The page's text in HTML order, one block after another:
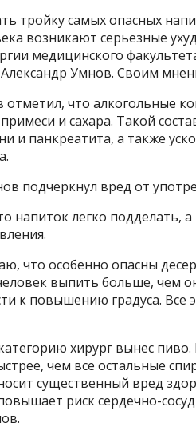
тройку самых опасных
возникают серьезные
медицинского
Умнов. Своим
что алкогольные
и сахара. Такой
и панкреатита, а также
подчеркнул вред от
напиток легко подделать,
что особенно опасны
выпить больше, чем
к повышению градуса.
хирург вынес
чем все остальные
существенный вред
риск сердечно-